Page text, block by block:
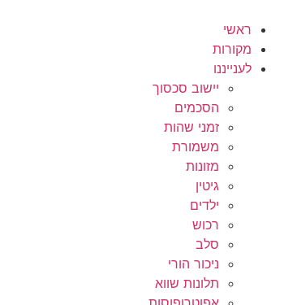
לתוכן
ראשי
מקורות
לענייננו
יישוב סכסוך
הסכמים
זמני שהות
משמורת
מזונות
גיטין
ילדים
רכוש
סלב
ניכור הורי
תלונות שווא